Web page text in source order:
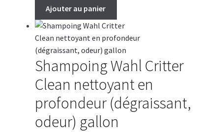
Ajouter au panier
Shampoing Wahl Critter
Clean nettoyant en
profondeur (dégraissant,
odeur) gallon